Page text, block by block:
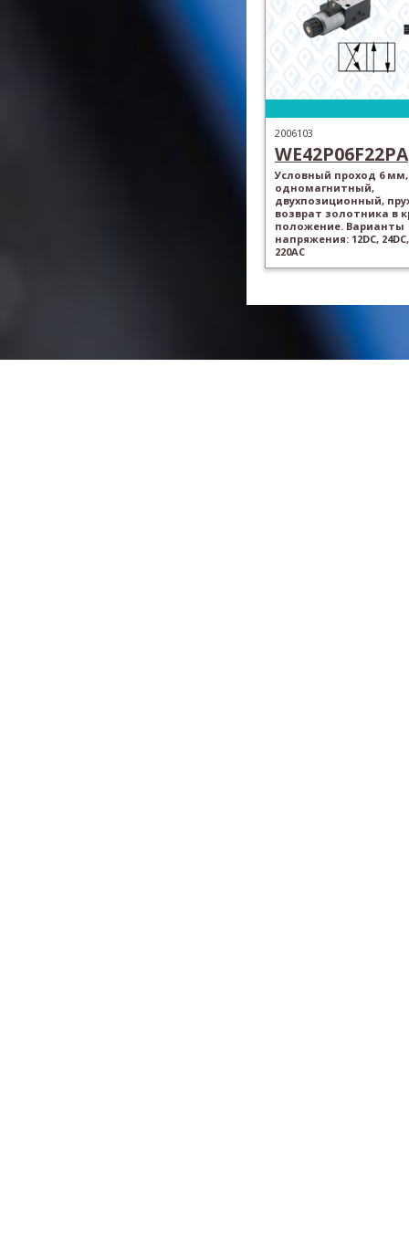
2006103
WE42P06F22PA
Условный проход 6 мм,
одномагнитный,
двухпозиционный,
возврат золотника в
положение. Варианты
напряжения: 12DC, 24DC,
220AC